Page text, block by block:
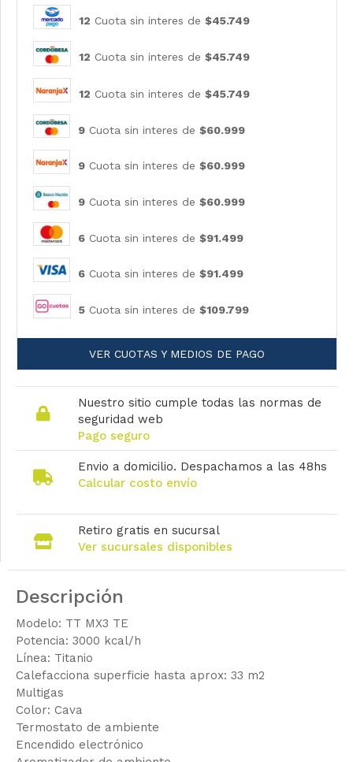
12 Cuota sin interes de$45.749
12 Cuota sin interes de$45.749
12 Cuota sin interes de$45.749
9 Cuota sin interes de$60.999
9 Cuota sin interes de$60.999
9 Cuota sin interes de$60.999
6 Cuota sin interes de $91.499
6 Cuota sin interes de $91.499
5 Cuota sin interes de $109.799
VER CUOTAS Y MEDIOS DE PAGO
Nuestro sitio cumple todas las normas de
seguridad web
Pago seguro
Envio a domicilio. Despachamos a las 48hs
Calcular costo envío
Retiro gratis en sucursal
Ver sucursales disponibles
Descripción
Modelo: TT MX3 TE
Potencia: 3000 kcal/h
Línea: Titanio
Calefacciona superficie hasta aprox: 33 m2
Multigas
Color: Cava
Termostato de ambiente
Encendido electrónico